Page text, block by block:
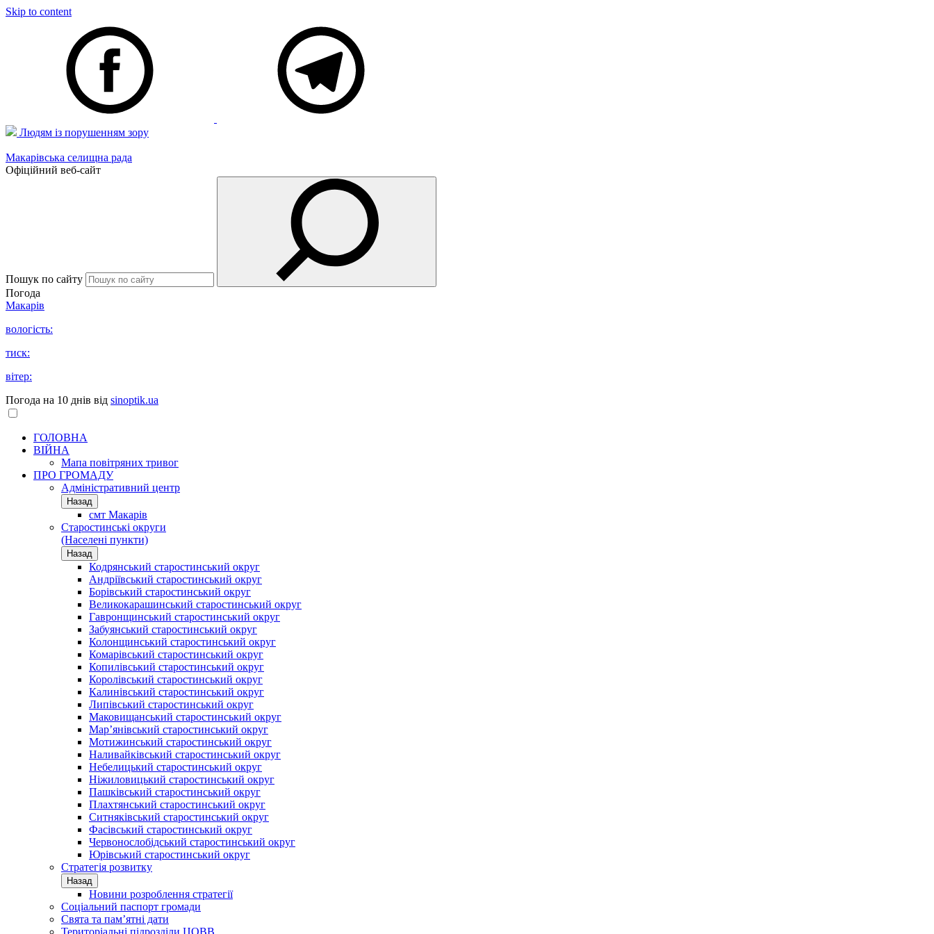
Skip to content
Людям із порушенням зору
Макарівська селищна рада
Офіційний веб-сайт
Пошук по сайту
Погода
Макарів
вологість:
тиск:
вітер:
Погода на 10 днів від sinoptik.ua
ГОЛОВНА
ВІЙНА
Мапа повітряних тривог
ПРО ГРОМАДУ
Aдміністративний центр
Назад
смт Макарів
Старостинські округи
(Населені пункти)
Назад
Кодрянський старостинський округ
Андріївський старостинський округ
Борівський старостинський округ
Великокарашинський старостинський округ
Гавронщинський старостинський округ
Забуянський старостинський округ
Колонщинський старостинський округ
Комарівський старостинський округ
Копилівський старостинський округ
Королівський старостинський округ
Калинівський старостинський округ
Липівський старостинський округ
Маковищанський старостинський округ
Мар’янівський старостинський округ
Мотижинський старостинський округ
Наливайківський старостинський округ
Небелицький старостинський округ
Ніжиловицький старостинський округ
Пашківський старостинський округ
Плахтянський старостинський округ
Ситняківський старостинський округ
Фасівський старостинський округ
Червонослобідський старостинський округ
Юрівський старостинський округ
Стратегія розвитку
Назад
Новини розроблення стратегії
Соціальний паспорт громади
Свята та пам’ятні дати
Територіальні підрозділи ЦОВВ